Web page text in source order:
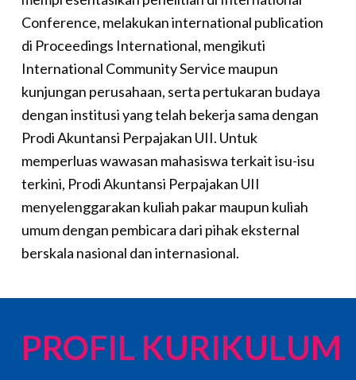
Conference, melakukan international publication
di Proceedings International, mengikuti
International Community Service maupun
kunjungan perusahaan, serta pertukaran budaya
dengan institusi yang telah bekerja sama dengan
Prodi Akuntansi Perpajakan UII. Untuk
memperluas wawasan mahasiswa terkait isu-isu
terkini, Prodi Akuntansi Perpajakan UII
menyelenggarakan kuliah pakar maupun kuliah
umum dengan pembicara dari pihak eksternal
berskala nasional dan internasional.
PROFIL KURIKULUM